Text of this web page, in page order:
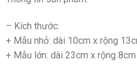
– Kích thước:
+ Mẫu nhỏ: dài 10cm x rộng
+ Mẫu lớn: dài 23cm x rộng